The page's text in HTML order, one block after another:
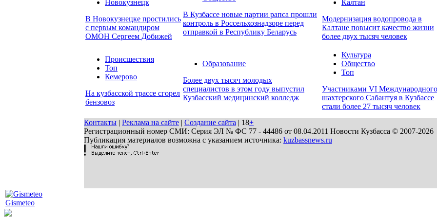
Новокузнецк
В Новокузнецке простились
с первым командиром
ОМОН Сергеем Добижей
В Кузбассе новые партии рапса прошли
контроль в Россельхознадзоре перед
отправкой в Республику Беларусь
Калтан
Модернизация водопровода в
Калтане повысит качество жизни
более двух тысяч человек
Происшествия
Топ
Кемерово
На кузбасской трассе сгорел
бензовоз
Образование
Более двух тысяч молодых
специалистов в этом году выпустил
Кузбасский медицинский колледж
Культура
Общество
Топ
Участниками VI Международного
шахтерского Сабантуя в Кузбассе
стали более 27 тысяч человек
Контакты | Реклама на сайте | Создание сайта | 18+
Регистрационный номер СМИ: Серия ЭЛ № ФС 77 - 44486 от 08.04.2011 Новости Кузбасса © 2007-2026
Публикация материалов возможна с указанием источника: kuzbassnews.ru
Gismeteo